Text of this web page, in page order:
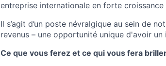
entreprise internationale en forte
Il s’agit d’un poste névralgique au sein de
revenus – une opportunité unique d'avoir
Ce que vous ferez et ce qui vous fera